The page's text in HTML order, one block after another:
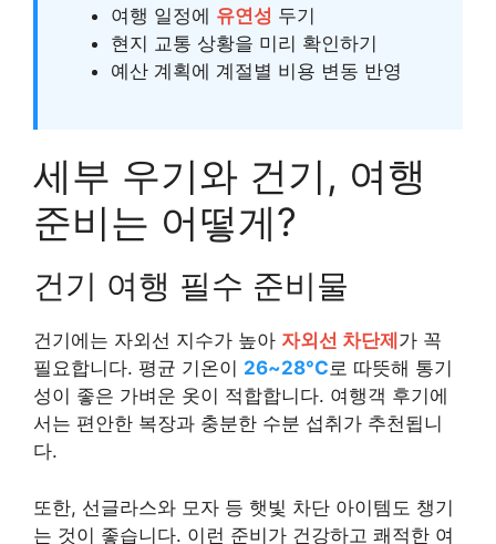
여행 일정에 유연성 두기
현지 교통 상황을 미리 확인하기
예산 계획에 계절별 비용 변동 반영
세부 우기와 건기, 여행
준비는 어떻게?
건기 여행 필수 준비물
건기에는 자외선 지수가 높아 자외선 차단제 가 꼭
필요합니다. 평균 기온이 26~28°C로 따뜻해 통기
성이 좋은 가벼운 옷이 적합합니다. 여행객 후기에
서는 편안한 복장과 충분한 수분 섭취가 추천됩니
다.
또한, 선글라스와 모자 등 햇빛 차단 아이템도 챙기
는 것이 좋습니다. 이런 준비가 건강하고 쾌적한 여